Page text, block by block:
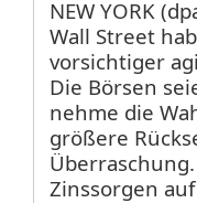
NEW YORK
Wall Street
vorsichtiger
Die Börsen
nehme die
größere
Zinssorgen